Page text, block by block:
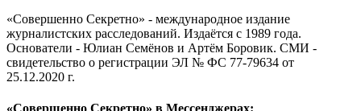
«Совершенно Секретно» - международное издание
журналистских расследований. Издаётся с 1989 года.
Основатели - Юлиан Семёнов и Артём Боровик. CМИ -
свидетельство о регистрации ЭЛ № ФС 77-79634 от
25.12.2020 г.